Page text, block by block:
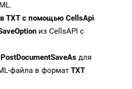
TXT с помощью CellsApi
из CellsAPI с
для
файла в формат TXT